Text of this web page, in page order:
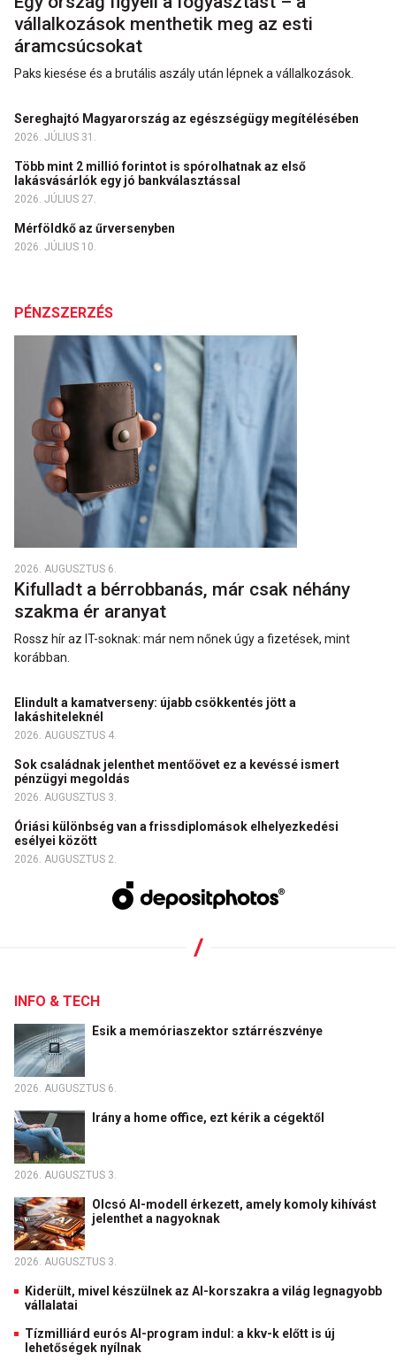
vállalkozások menthetik meg az esti
áramcsúcsokat
Paks kiesése és a brutális aszály után lépnek a vállalkozások.
Sereghajtó Magyarország az egészségügy megítélésében
2026. JÚLIUS 31.
Több mint 2 millió forintot is spórolhatnak az első
lakásvásárlók egy jó bankválasztással
2026. JÚLIUS 27.
Mérföldkő az űrversenyben
2026. JÚLIUS 10.
PÉNZSZERZÉS
2026. AUGUSZTUS 6.
Kifulladt a bérrobbanás, már csak néhány
szakma ér aranyat
Rossz hír az IT-soknak: már nem nőnek úgy a fizetések, mint
korábban.
Elindult a kamatverseny: újabb csökkentés jött a
lakáshiteleknél
2026. AUGUSZTUS 4.
Sok családnak jelenthet mentőövet ez a kevéssé ismert
pénzügyi megoldás
2026. AUGUSZTUS 3.
Óriási különbség van a frissdiplomások elhelyezkedési
esélyei között
2026. AUGUSZTUS 2.
INFO & TECH
Esik a memóriaszektor sztárrészvénye
2026. AUGUSZTUS 6.
Irány a home office, ezt kérik a cégektől
2026. AUGUSZTUS 3.
Olcsó AI-modell érkezett, amely komoly kihívást
jelenthet a nagyoknak
2026. AUGUSZTUS 3.
Kiderült, mivel készülnek az AI-korszakra a világ legnagyobb
vállalatai
Tízmilliárd eurós AI-program indul: a kkv-k előtt is új
lehetőségek nyílnak